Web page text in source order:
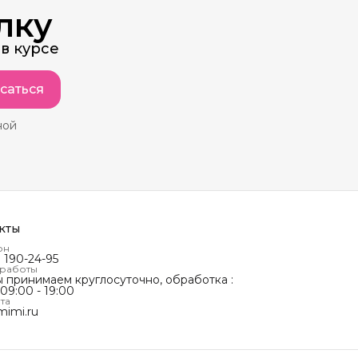
курсе
190-24-95
принимаем круглосуточно, обработка :
- 19:00